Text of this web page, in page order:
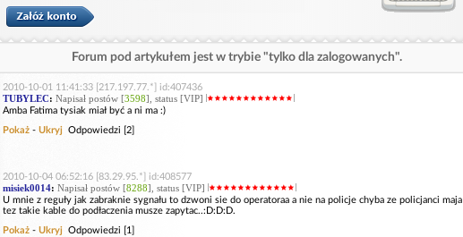
Forum pod artykułem jest w trybie "tylko dla zalogowanych".
2010-10-01 11:41:33 [217.197.77.*] id:407436
TUBYLEC: Napisał postów [3598], status [VIP]
Amba Fatima tysiak miał być a ni ma :)
Pokaż - Ukryj Odpowiedzi [2]
2010-10-04 06:52:16 [83.29.95.*] id:408577
misiek0014: Napisał postów [8288], status [VIP]
U mnie z reguły jak zabraknie sygnału to dzwoni sie do operatoraa a nie na policje chyba ze policjanci maja
tez takie kable do podłaczenia musze zapytac..:D:D:D.
Pokaż - Ukryj Odpowiedzi [1]